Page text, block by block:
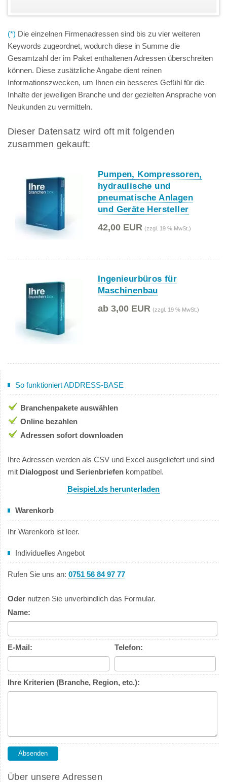
(*) Die einzelnen Firmenadressen sind bis zu vier weiteren
Keywords zugeordnet, wodurch diese in Summe die
Gesamtzahl der im Paket enthaltenen Adressen überschreiten
können. Diese zusätzliche Angabe dient reinen
Informationszwecken, um Ihnen ein besseres Gefühl für die
Inhalte der jeweiligen Branche und der gezielten Ansprache von
Neukunden zu vermitteln.
Dieser Datensatz wird oft mit folgenden
zusammen gekauft:
Pumpen, Kompressoren,
hydraulische und
pneumatische Anlagen
und Geräte Hersteller
42,00 EUR (zzgl. 19 % MwSt.)
Ingenieurbüros für
Maschinenbau
ab 3,00 EUR (zzgl. 19 % MwSt.)
So funktioniert ADDRESS-BASE
Branchenpakete auswählen
Online bezahlen
Adressen sofort downloaden
Ihre Adressen werden als CSV und Excel ausgeliefert und sind
mit Dialogpost und Serienbriefen kompatibel.
Beispiel.xls herunterladen
Warenkorb
Ihr Warenkorb ist leer.
Individuelles Angebot
Rufen Sie uns an: 0751 56 84 97 77
Oder nutzen Sie unverbindlich das Formular.
Name:
E-Mail: Telefon:
Ihre Kriterien (Branche, Region, etc.):
Über unsere Adressen